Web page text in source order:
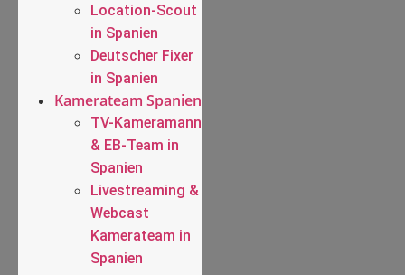
Location-Scout
in Spanien
Deutscher Fixer
in Spanien
Kamerateam Spanien
TV-Kameramann
& EB-Team in
Spanien
Livestreaming &
Webcast
Kamerateam in
Spanien